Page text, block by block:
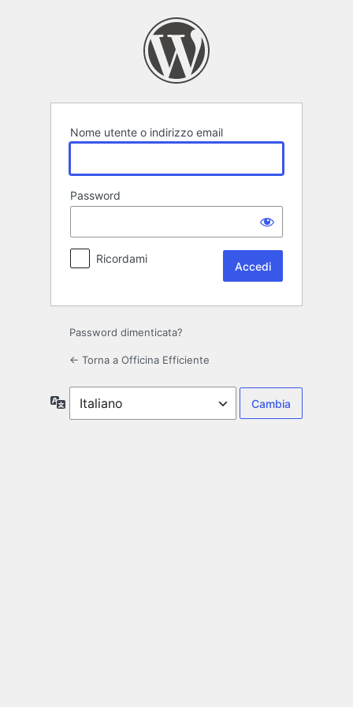
Nome utente o indirizzo email
Password
Ricordami
Password dimenticata?
← Torna a Officina Efficiente
Lingua